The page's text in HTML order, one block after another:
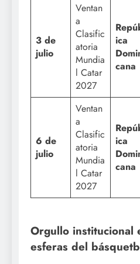
3 de
julio
Ventan
a
Clasific
atoria
Mundia
l Catar
2027
ica
cana
6 de
julio
Ventan
a
Clasific
atoria
Mundia
l Catar
2027
ica
cana
Orgullo institucional
esferas del